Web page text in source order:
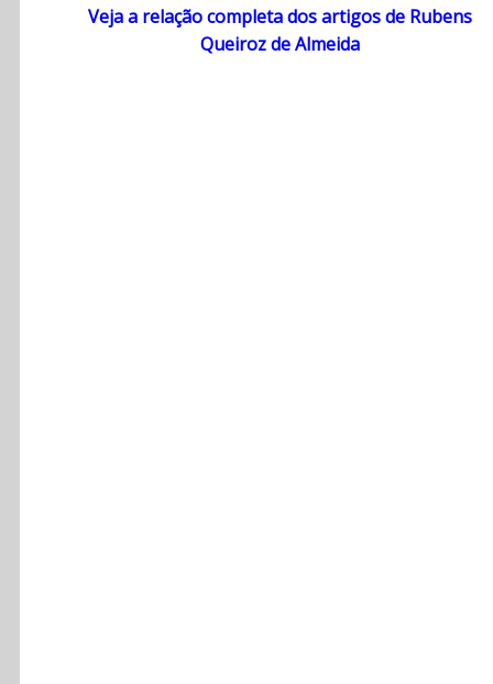
Veja a relação completa dos artigos de Rubens
Queiroz de Almeida